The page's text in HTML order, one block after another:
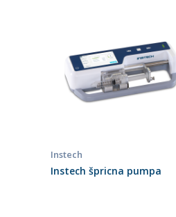
Instech
Instech špricna pumpa